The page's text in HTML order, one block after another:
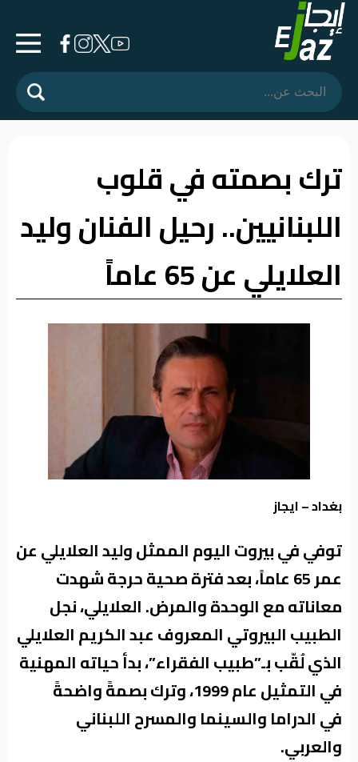
الرئيسية
المشهد
فرشة
الأسواق
وموقف
الفيديوهات
ترك بصمته في قلوب
اللبنانيين.. رحيل الفنان وليد
العلايلي عن 65 عاماً
بغداد – ايجاز
توفي في بيروت اليوم الممثل وليد العلايلي عن
عمر 65 عاماً، بعد فترة صحية حرجة شهدت
معاناته مع الوحدة والمرض. العلايلي، نجل
الطبيب البيروتي المعروف عبد الكريم العلايلي
الذي لُقّب بـ”طبيب الفقراء”، بدأ حياته المهنية
في التمثيل عام 1999، وترك بصمةً واضحةً
في الدراما والسينما والمسرح اللبناني
والعربي.